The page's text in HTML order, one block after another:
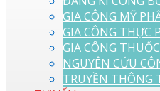
GIA CÔNG MỸ
GIA CÔNG THỰC
GIA CÔNG
NGUYÊN CỨU
TRUYỀN THÔNG